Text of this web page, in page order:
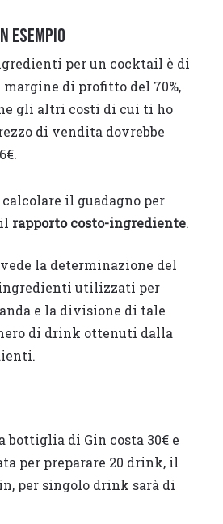
esempio
per un cocktail è di
margine di profitto del 70%,
gli altri costi di cui ti ho
di vendita dovrebbe
il guadagno per
rapporto costo-ingrediente.
la determinazione del
utilizzati per
e la divisione di tale
di drink ottenuti dalla
bottiglia di Gin costa 30€ e
per preparare 20 drink, il
per singolo drink sarà di